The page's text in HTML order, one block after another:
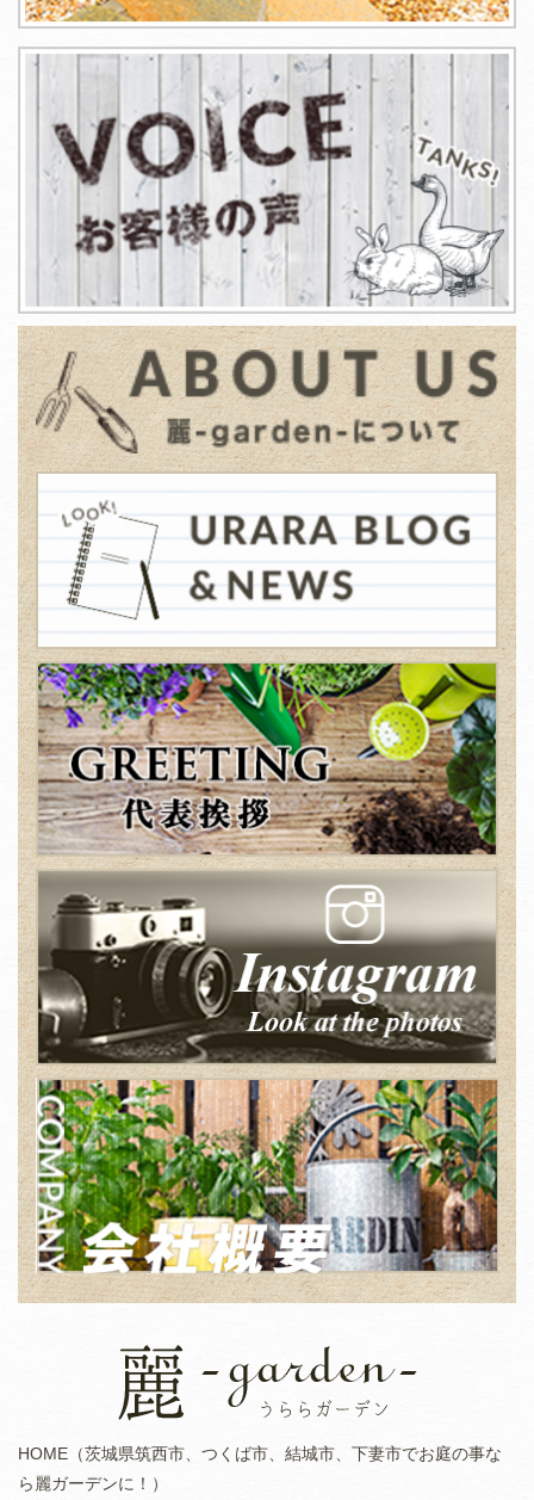
HOME（茨城県筑西市、つくば市、結城市、下妻市でお庭の事な
ら麗ガーデンに！）